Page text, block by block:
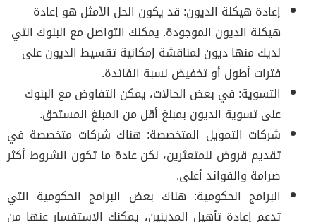
إعادة هيكلة الديون: قد يكون الحل الأمثل هو إعادة
هيكلة الديون الموجودة. يمكنك التواصل مع البنوك التي
لديك منها ديون لمناقشة إمكانية تقسيط الديون على
فترات أطول أو تخفيض نسبة الفائدة.
التسوية: في بعض الحالات، يمكن التفاوض مع البنوك
على تسوية الديون بمبلغ أقل من المبلغ المستحق.
شركات التمويل المتخصصة: هناك شركات متخصصة في
تقديم قروض للمتعثرين، لكن عادة ما تكون الشروط أكثر
صرامة والفوائد أعلى.
البرامج الحكومية: هناك بعض البرامج الحكومية التي
تدعم إعادة تأهيل المدينين، يمكنك الاستفسار عنها من